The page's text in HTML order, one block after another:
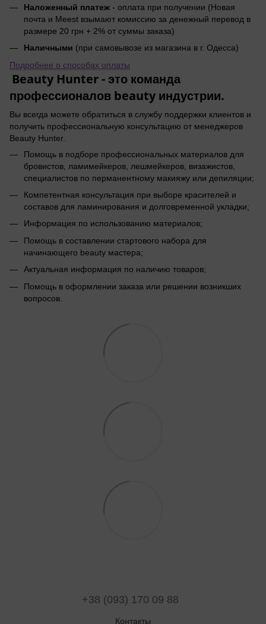
Наложенный платеж - оплата при получении (Новая
почта и Meest взымают комиссию за денежный перевод в
размере 20 грн + 2% от суммы заказа)
Наличными (при самовывозе из магазина в г. Одесса)
Подробнее о способах оплаты
Beauty Hunter - это команда
профессионалов beauty индустрии.
Вы всегда можете обратиться в службу поддержки клиентов и
получить профессиональную консультацию от менеджеров
Beauty Hunter.
Помощь в подборе профессиональных материалов для
бровистов, ламимейкеров, лешмейкеров, визажистов,
специалистов по перманентному макияжу или депиляции;
Компетентная консультация при выборе красителей и
составов для ламинирования и долговременной укладки;
Информация по использованию материалов;
Помощь в составлении стартового набора для
начинающего beauty мастера;
Актуальная информация по наличию товаров;
Помощь в оформлении заказа или решении возникших
вопросов.
+38 (093) 170 09 88
Контакты